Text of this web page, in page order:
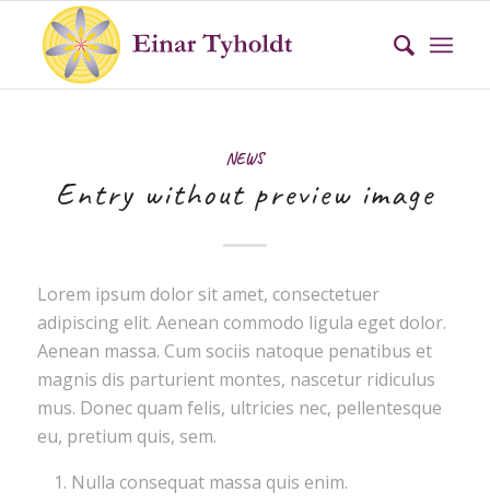
NEWS
Entry without preview image
Lorem ipsum dolor sit amet, consectetuer
adipiscing elit. Aenean commodo ligula eget dolor.
Aenean massa. Cum sociis natoque penatibus et
magnis dis parturient montes, nascetur ridiculus
mus. Donec quam felis, ultricies nec, pellentesque
eu, pretium quis, sem.
Nulla consequat massa quis enim.